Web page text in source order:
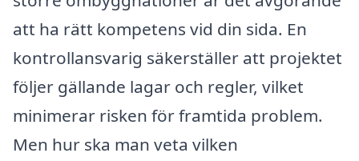
att ha rätt kompetens vid din sida. En
kontrollansvarig säkerställer att projektet
följer gällande lagar och regler, vilket
minimerar risken för framtida problem.
Men hur ska man veta vilken